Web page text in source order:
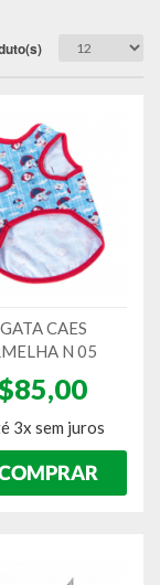
CAES
N 05
3x sem juros